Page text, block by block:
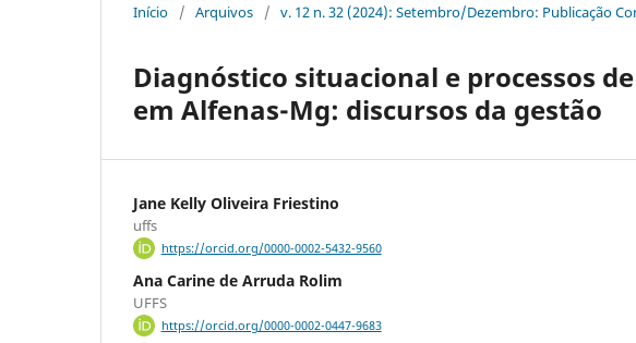
Início / Arquivos / v. 12 n. 32 (2024): Setembro/Dezembro: Publicação
Diagnóstico situacional e processos
em Alfenas-Mg: discursos da gestão
Jane Kelly Oliveira Friestino
uffs
https://orcid.org/0000-0002-5432-9560
Ana Carine de Arruda Rolim
UFFS
https://orcid.org/0000-0002-0447-9683